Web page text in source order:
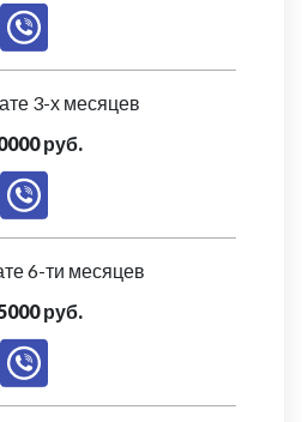
3-х месяцев
руб.
6-ти месяцев
руб.